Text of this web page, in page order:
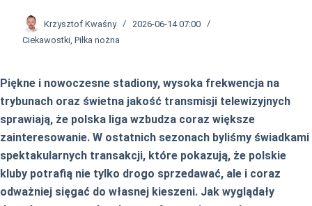
Krzysztof Kwaśny
2026-06-14 07:00
Ciekawostki, Piłka nożna
Piękne i nowoczesne stadiony, wysoka frekwencja na
trybunach oraz świetna jakość transmisji telewizyjnych
sprawiają, że polska liga wzbudza coraz większe
zainteresowanie. W ostatnich sezonach byliśmy świadkami
spektakularnych transakcji, które pokazują, że polskie
kluby potrafią nie tylko drogo sprzedawać, ale i coraz
odważniej sięgać do własnej kieszeni. Jak wyglądały